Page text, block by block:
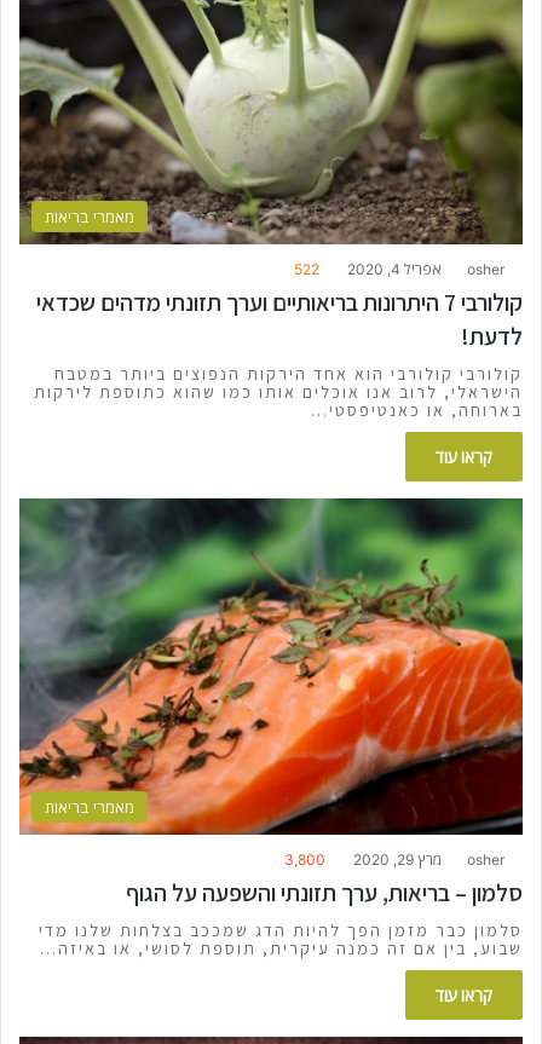
מאמרי בריאות
osher אפריל 4, 2020 522
קולורבי 7 היתרונות בריאותיים וערך תזונתי מדהים שכדאי
לדעת!
קולורבי קולורבי הוא אחד הירקות הנפוצים ביותר במטבח
הישראלי, לרוב אנו אוכלים אותו כמו שהוא כתוספת לירקות
בארוחה, או כאנטיפסטי…
קראו עוד
מאמרי בריאות
osher מרץ 29, 2020 3,800
סלמון – בריאות, ערך תזונתי והשפעה על הגוף
סלמון כבר מזמן הפך להיות הדג שמככב בצלחות שלנו מדי
שבוע, בין אם זה כמנה עיקרית, תוספת לסושי, או באיזה…
קראו עוד